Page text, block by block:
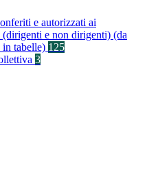
e autorizzati ai
(dirigenti e non dirigenti) (da
in tabelle) 125
3